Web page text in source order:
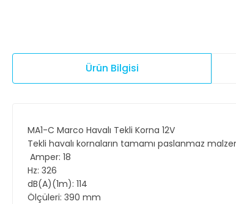
Ürün Bilgisi
MA1-C Marco Havalı Tekli Korna 12V
Tekli havalı kornaların tamamı paslanmaz
Amper: 18
Hz: 326
dB(A)(1m): 114
Ölçüleri: 390 mm